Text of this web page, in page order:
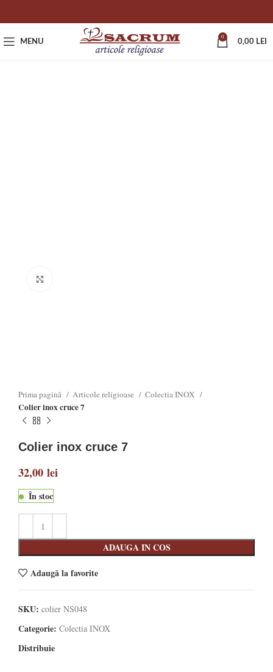
MENU
0
0,00 LEI
Prima pagină Articole religioase Colectia INOX
Colier inox cruce 7
Colier inox cruce 7
32,00 lei
În stoc
ADAUGA IN COS
Adaugă la favorite
SKU: colier NS048
Categorie: Colectia INOX
Distribuie